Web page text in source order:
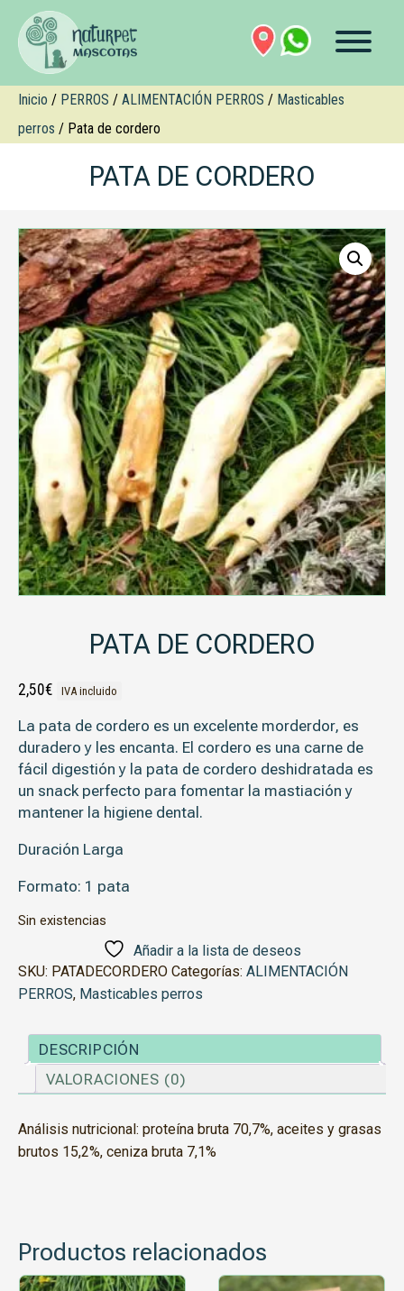
Inicio / PERROS / ALIMENTACIÓN PERROS / Masticables
perros / Pata de cordero
PATA DE CORDERO
PATA DE CORDERO
2,50€ IVA incluido
La pata de cordero es un excelente morderdor, es
duradero y les encanta. El cordero es una carne de
fácil digestión y la pata de cordero deshidratada es
un snack perfecto para fomentar la mastiación y
mantener la higiene dental.
Duración Larga
Formato: 1 pata
Sin existencias
Añadir a la lista de deseos
SKU: PATADECORDERO Categorías: ALIMENTACIÓN
PERROS, Masticables perros
DESCRIPCIÓN
VALORACIONES (0)
Análisis nutricional: proteína bruta 70,7%, aceites y grasas
brutos 15,2%, ceniza bruta 7,1%
Productos relacionados
Este
Este